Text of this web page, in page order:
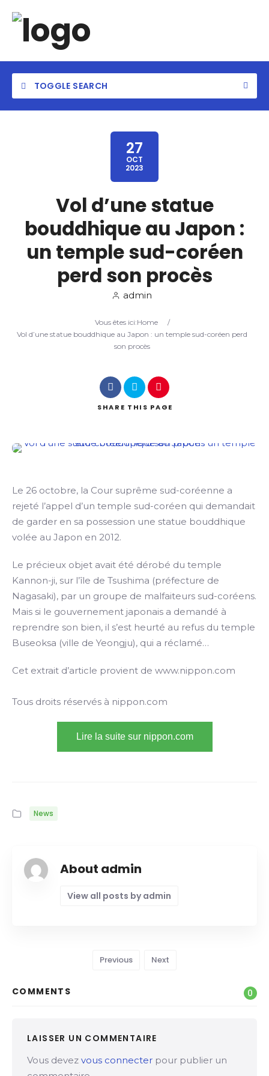
TOGGLE SEARCH
27
OCT
2023
Vol d’une statue
bouddhique au Japon :
un temple sud-coréen
perd son procès
admin
Vous êtes ici:Home
/
Vol d’une statue bouddhique au Japon : un temple sud-coréen perd
son procès
SHARE THIS PAGE
Le 26 octobre, la Cour suprême sud-coréenne a
rejeté l’appel d’un temple sud-coréen qui demandait
de garder en sa possession une statue bouddhique
volée au Japon en 2012.
Le précieux objet avait été dérobé du temple
Kannon-ji, sur l’île de Tsushima (préfecture de
Nagasaki), par un groupe de malfaiteurs sud-coréens.
Mais si le gouvernement japonais a demandé à
reprendre son bien, il s’est heurté au refus du temple
Buseoksa (ville de Yeongju), qui a réclamé…
Cet extrait d’article provient de www.nippon.com
Tous droits réservés à nippon.com
Lire la suite sur nippon.com
News
About admin
View all posts by admin
Previous Next
COMMENTS 0
LAISSER UN COMMENTAIRE
Vous devez vous connecter pour publier un